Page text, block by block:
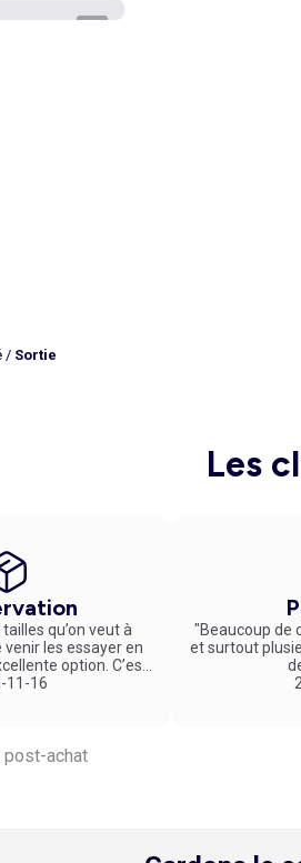
/ Sortie
Les
qu’on veut à
venir les essayer en
option. C’est
pratique et agréable
11-16
"Beaucoup de
et surtout
post-achat